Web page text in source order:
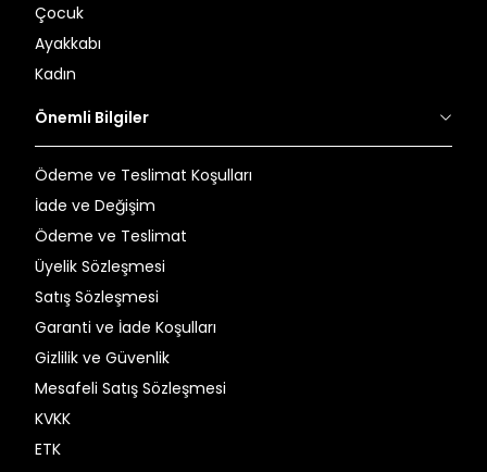
Çocuk
Ayakkabı
Kadın
Önemli Bilgiler
Ödeme ve Teslimat Koşulları
İade ve Değişim
Ödeme ve Teslimat
Üyelik Sözleşmesi
Satış Sözleşmesi
Garanti ve İade Koşulları
Gizlilik ve Güvenlik
Mesafeli Satış Sözleşmesi
KVKK
ETK